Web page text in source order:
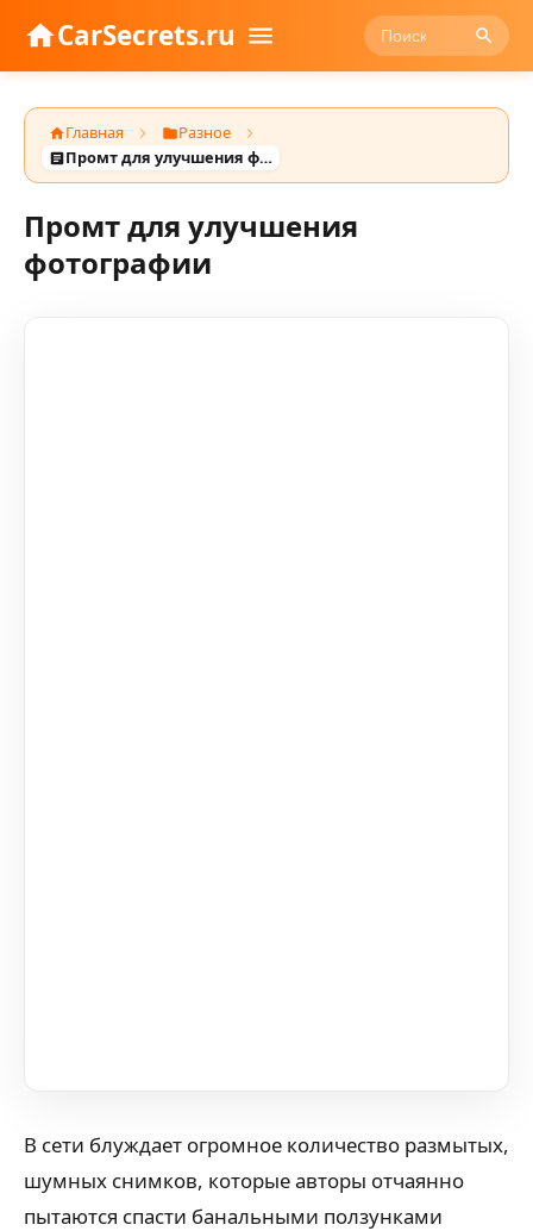
CarSecrets.ru
Главная
Разное
Промт для улучшения фотографии
Промт для улучшения
фотографии
В сети блуждает огромное количество размытых,
шумных снимков, которые авторы отчаянно
пытаются спасти банальными ползунками